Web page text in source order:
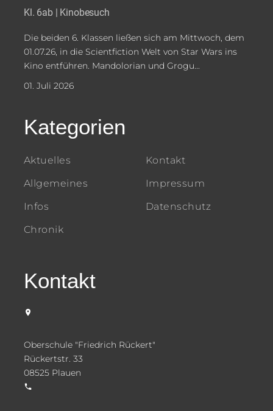
Kl. 6ab | Kinobesuch
Die beiden 6. Klassen ließen sich am Mittwoch, dem
01.07.26, in die Scientfiction Welt von Star Wars ins
Kino entführen. Mandolorian und Grogu...
01. Juli 2026
Kategorien
Aktuelles
Allgemeines
Infos
Chronik
Kontakt
Impressum
Datenschutz
Kontakt
Oberschule "Friedrich Rückert"
Rückertstr. 33
08525 Plauen